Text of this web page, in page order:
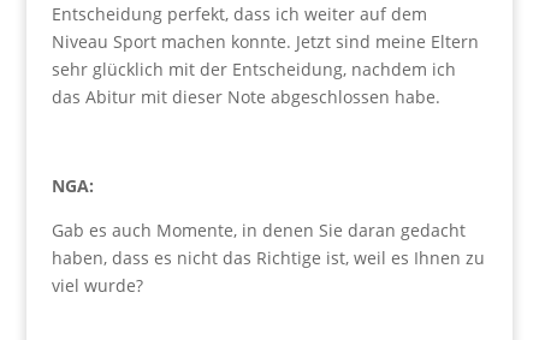
Entscheidung perfekt, dass ich weiter auf dem
Niveau Sport machen konnte. Jetzt sind meine Eltern
sehr glücklich mit der Entscheidung, nachdem ich
das Abitur mit dieser Note abgeschlossen habe.
NGA:
Gab es auch Momente, in denen Sie daran gedacht
haben, dass es nicht das Richtige ist, weil es Ihnen zu
viel wurde?